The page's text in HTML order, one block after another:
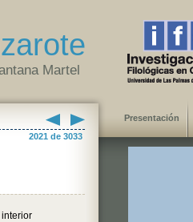
Martel
2021 de 3033
Presentación